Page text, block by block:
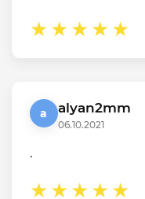
a alyan2mm
06.10.2021
.